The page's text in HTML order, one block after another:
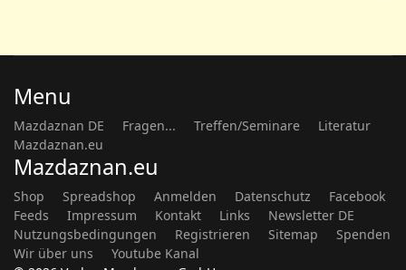
Menu
Mazdaznan DE Fragen... Treffen/Seminare
Literatur
Mazdaznan.eu
Mazdaznan.eu
Shop Spreadshop Anmelden Datenschutz
Facebook
Feeds
Impressum Kontakt Links
Newsletter DE
Nutzungsbedingungen
Registrieren Sitemap
Spenden
Wir über uns
Youtube Kanal